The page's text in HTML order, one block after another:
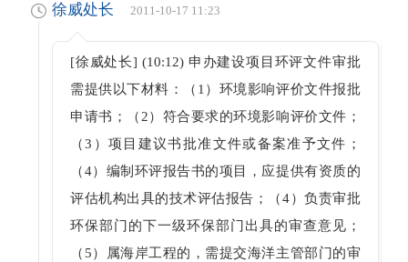
徐威处长 2011-10-17 11:23
[徐威处长] (10:12) 申办建设项目环评文件审批
需提供以下材料：（1）环境影响评价文件报批
申请书；（2）符合要求的环境影响评价文件；
（3）项目建议书批准文件或备案准予文件；
（4）编制环评报告书的项目，应提供有资质的
评估机构出具的技术评估报告；（4）负责审批
环保部门的下一级环保部门出具的审查意见；
（5）属海岸工程的，需提交海洋主管部门的审